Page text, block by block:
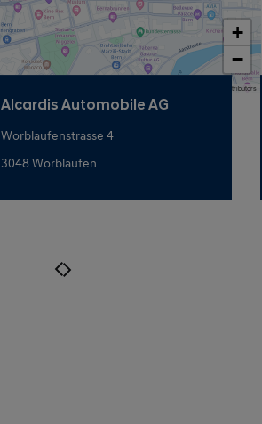
+
−
Map data © OpenStreetMap contributors
Alcardis Automobile AG
Worblaufenstrasse 4
3048 Worblaufen